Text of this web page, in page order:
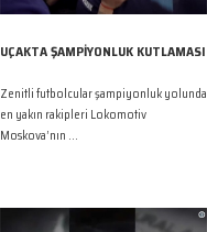
UÇAKTA ŞAMPİYONLUK KUTLAMASI
Zenitli futbolcular şampiyonluk yolunda
en yakın rakipleri Lokomotiv
Moskova’nın ...